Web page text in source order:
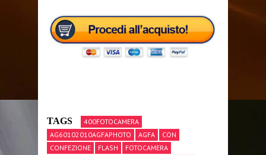
TAGS
400FOTOCAMERA
AG60102010AGFAPHOTO
AGFA
CON
CONFEZIONE
FLASH
FOTOCAMERA